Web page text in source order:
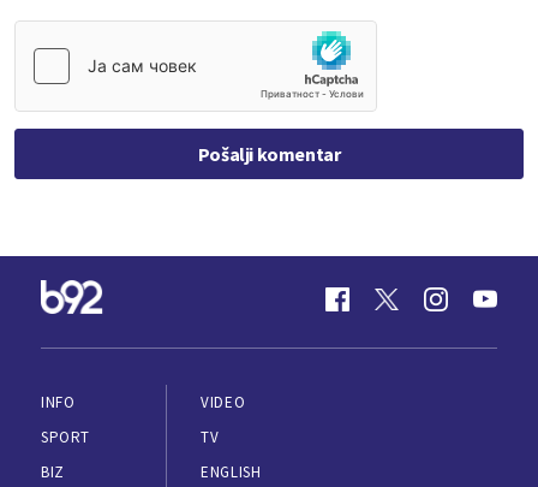
Pošalji komentar
INFO
SPORT
BIZ
VIDEO
TV
ENGLISH